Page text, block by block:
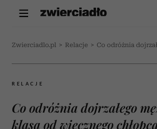
Zwierciadlo.pl > Relacje > Co odróżnia
RELACJE
Co odróżnia dojrzałego
klasą od wiecznego